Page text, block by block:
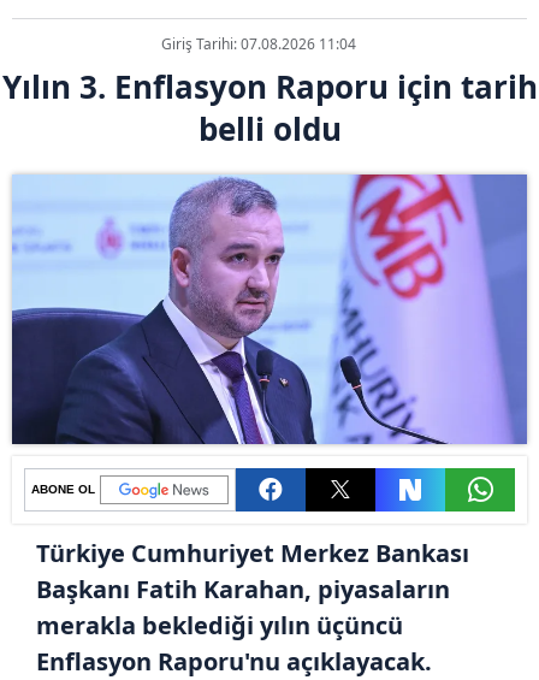
Giriş Tarihi: 07.08.2026 11:04
Yılın 3. Enflasyon Raporu için tarih
belli oldu
ABONE OL
Türkiye Cumhuriyet Merkez Bankası
Başkanı Fatih Karahan, piyasaların
merakla beklediği yılın üçüncü
Enflasyon Raporu'nu açıklayacak.